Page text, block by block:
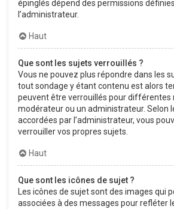
épinglés dépend des permissions
l’administrateur.
Haut
Que sont les sujets verrouillés ?
Vous ne pouvez plus répondre dans les
tout sondage y étant contenu est alors
peuvent être verrouillés pour différentes
modérateur ou un administrateur. Selon
accordées par l’administrateur, vous
verrouiller vos propres sujets.
Haut
Que sont les icônes de sujet ?
Les icônes de sujet sont des images qui
associées à des messages pour refléter